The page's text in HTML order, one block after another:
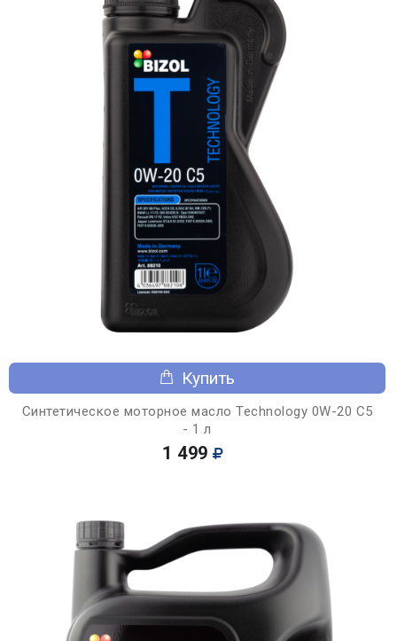
Купить
Синтетическое моторное масло Technology 0W-20 C5
- 1 л
1 499